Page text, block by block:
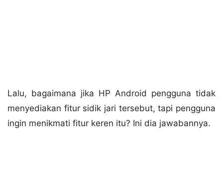
Lalu, bagaimana jika HP Android pengguna tidak
menyediakan fitur sidik jari tersebut, tapi pengguna
ingin menikmati fitur keren itu? Ini dia jawabannya.